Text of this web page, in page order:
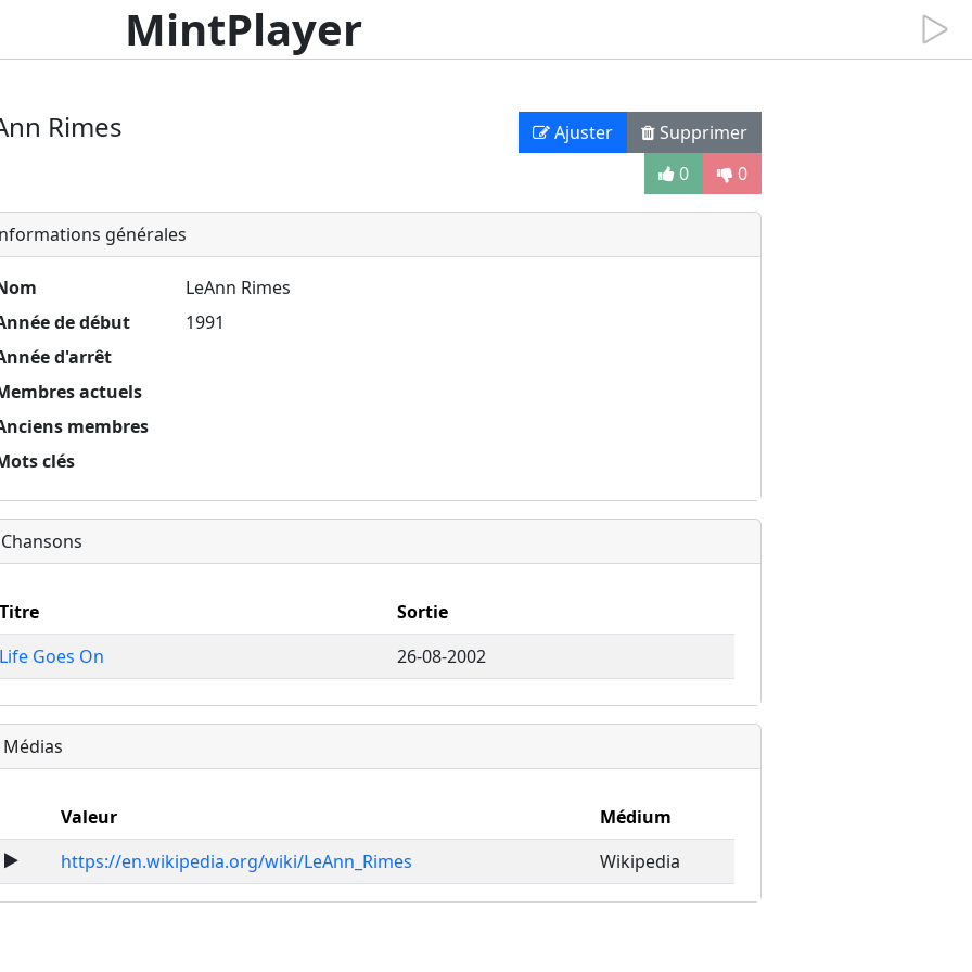
MintPlayer
Rimes Ajuster
Supprimer
0
0
générales
LeAnn Rimes
de début
1991
d'arrêt
actuels
membres
clés
Chansons
Titre
Sortie
Life Goes On
26-08-2002
Médias
Valeur
Médium
https://en.wikipedia.org/wiki/LeAnn_Rimes
Wikipedia